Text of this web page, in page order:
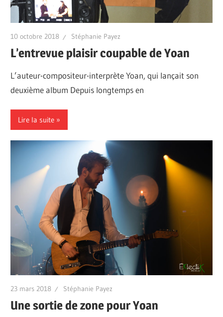
10 octobre 2018 Stéphanie Payez
L’entrevue plaisir coupable de Yoan
L’auteur-compositeur-interprète Yoan, qui lançait son
deuxième album Depuis longtemps en
Lire la suite
23 mars 2018 Stéphanie Payez
Une sortie de zone pour Yoan